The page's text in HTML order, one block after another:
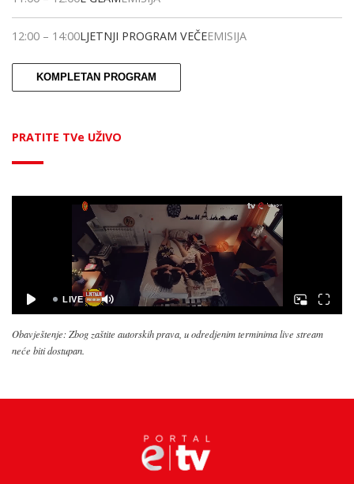
12:00 – 14:00LJETNJI PROGRAM VEČEEMISIJA
KOMPLETAN PROGRAM
PRATITE TVe UŽIVO
Obavještenje: Zbog zaštite autorskih prava, u odredjenim terminima live stream
neće biti dostupan.